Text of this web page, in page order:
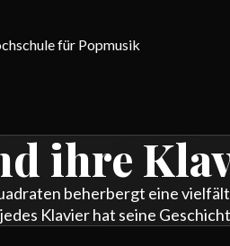
für Popmusik
ihre
beherbergt eine
Klavier hat seine